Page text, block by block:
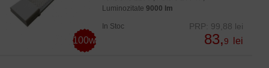
100w
Luminozitate 9000 lm
In Stoc PRP: 99,88 lei
83,9 lei